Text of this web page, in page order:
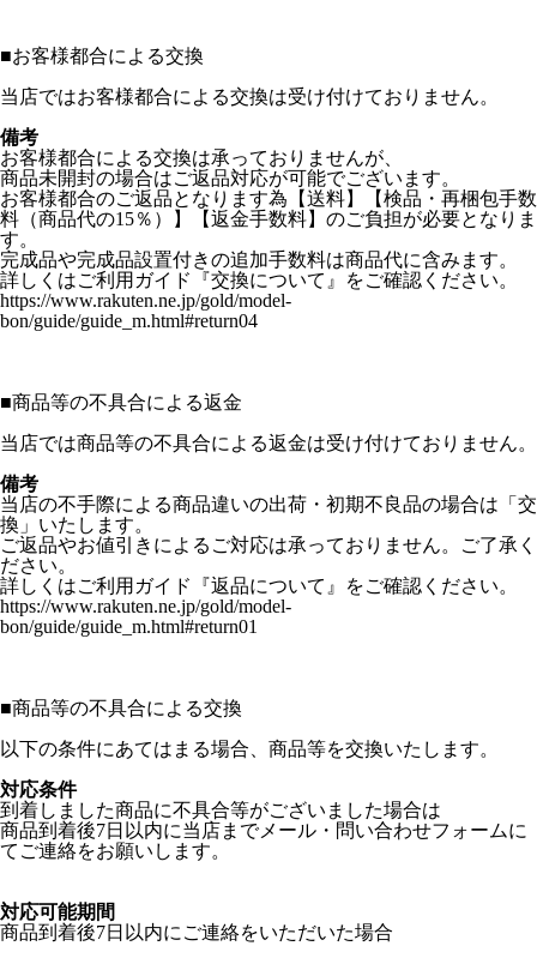
■お客様都合による交換
当店ではお客様都合による交換は受け付けておりません。
備考
お客様都合による交換は承っておりませんが、
商品未開封の場合はご返品対応が可能でございます。
お客様都合のご返品となります為【送料】【検品・再梱包手数
料（商品代の15％）】【返金手数料】のご負担が必要となりま
す。
完成品や完成品設置付きの追加手数料は商品代に含みます。
詳しくはご利用ガイド『交換について』をご確認ください。
https://www.rakuten.ne.jp/gold/model-
bon/guide/guide_m.html#return04
■商品等の不具合による返金
当店では商品等の不具合による返金は受け付けておりません。
備考
当店の不手際による商品違いの出荷・初期不良品の場合は「交
換」いたします。
ご返品やお値引きによるご対応は承っておりません。ご了承く
ださい。
詳しくはご利用ガイド『返品について』をご確認ください。
https://www.rakuten.ne.jp/gold/model-
bon/guide/guide_m.html#return01
■商品等の不具合による交換
以下の条件にあてはまる場合、商品等を交換いたします。
対応条件
到着しました商品に不具合等がございました場合は
商品到着後7日以内に当店までメール・問い合わせフォームに
てご連絡をお願いします。
対応可能期間
商品到着後7日以内にご連絡をいただいた場合